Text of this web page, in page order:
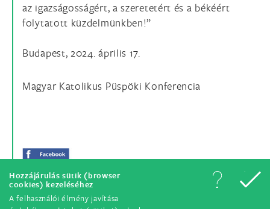
Hozzájárulás sütik (browser
cookies) kezeléséhez
A felhasználói élmény javítása
az igazságosságért, a szeretetért és a békéért
folytatott küzdelmünkben!”
Budapest, 2024. április 17.
Magyar Katolikus Püspöki Konferencia